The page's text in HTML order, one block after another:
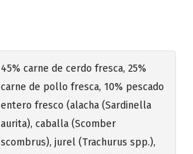
45% carne de cerdo fresca, 25%
carne de pollo fresca, 10% pescado
entero fresco (alacha (Sardinella
aurita), caballa (Scomber
scombrus), jurel (Trachurus spp.),